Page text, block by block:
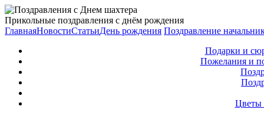
Прикольные поздравления с днём рождения
ГлавнаяНовостиСтатьиДень рождения Поздравление
Подарки и
Пожелания и
Цветы